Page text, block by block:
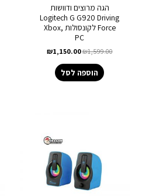
הגה מרוצים ודוושות
Logitech G G920 Driving
Force לקונסולות Xbox,
PC
₪1,599.00
₪1,150.00
הוספה לסל